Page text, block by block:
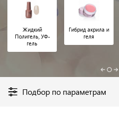
Жидкий
Полигель, УФ-
гель
Гибрид акрила и
геля
Подбор по параметрам